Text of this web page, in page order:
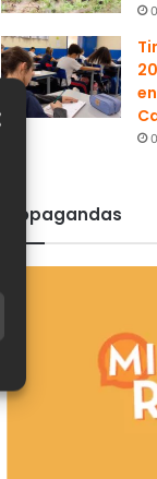
Propagandas